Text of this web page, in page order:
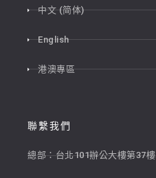
中文 (简体)
English
港澳專區
聯繫我們
總部：台北101辦公大樓第37樓